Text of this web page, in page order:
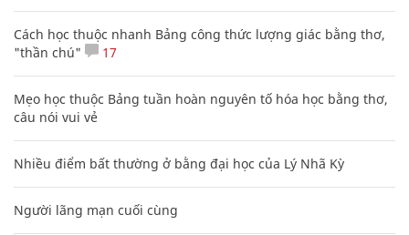
Cách học thuộc nhanh Bảng công thức lượng giác bằng thơ,
"thần chú"
17
Mẹo học thuộc Bảng tuần hoàn nguyên tố hóa học bằng thơ,
câu nói vui vẻ
Nhiều điểm bất thường ở bằng đại học của Lý Nhã Kỳ
Người lãng mạn cuối cùng